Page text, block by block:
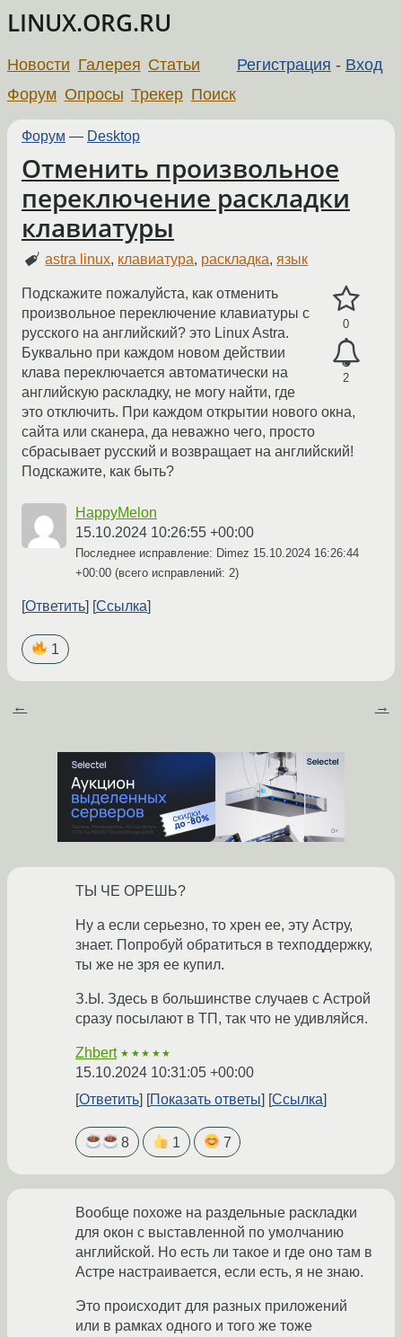
LINUX.ORG.RU
Регистрация - Вход
Новости Галерея Статьи
Форум Опросы Трекер Поиск
Форум — Desktop
Отменить произвольное
переключение раскладки
клавиатуры
astra linux, клавиатура, раскладка,язык
0
2
Подскажите пожалуйста, как отменить
произвольное переключение клавиатуры с
русского на английский? это Linux Astra.
Буквально при каждом новом действии
клава переключается автоматически на
английскую раскладку, не могу найти, где
это отключить. При каждом открытии нового окна,
сайта или сканера, да неважно чего, просто
сбрасывает русский и возвращает на английский!
Подскажите, как быть?
HappyMelon
15.10.2024 10:26:55 +00:00
Последнее исправление: Dimez 15.10.2024 16:26:44
+00:00 (всего исправлений: 2)
Ответить Ссылка
1
← →
ТЫ ЧЕ ОРЕШЬ?
Ну а если серьезно, то хрен ее, эту Астру,
знает. Попробуй обратиться в техподдержку,
ты же не зря ее купил.
З.Ы. Здесь в большинстве случаев с Астрой
сразу посылают в ТП, так что не удивляйся.
Zhbert ★★★★★
15.10.2024 10:31:05 +00:00
Ответить
Показать ответы Ссылка
8 1 7
Вообще похоже на раздельные раскладки
для окон с выставленной по умолчанию
английской. Но есть ли такое и где оно там в
Астре настраивается, если есть, я не знаю.
Это происходит для разных приложений
или в рамках одного и того же тоже